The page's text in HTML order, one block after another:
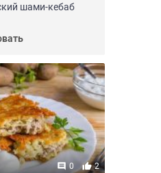
шами-кебаб
0 2